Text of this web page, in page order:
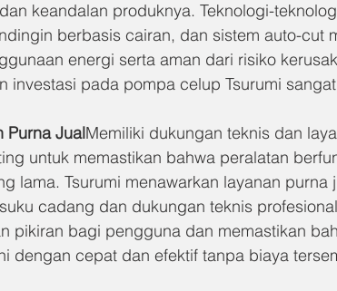
keandalan produknya. Teknologi-
berbasis cairan, dan sistem auto-cut
energi serta aman dari risiko
investasi pada pompa celup Tsurumi
Purna JualMemiliki dukungan teknis dan
untuk memastikan bahwa peralatan
lama. Tsurumi menawarkan layanan purna
cadang dan dukungan teknis
pikiran bagi pengguna dan memastikan
dengan cepat dan efektif tanpa biaya